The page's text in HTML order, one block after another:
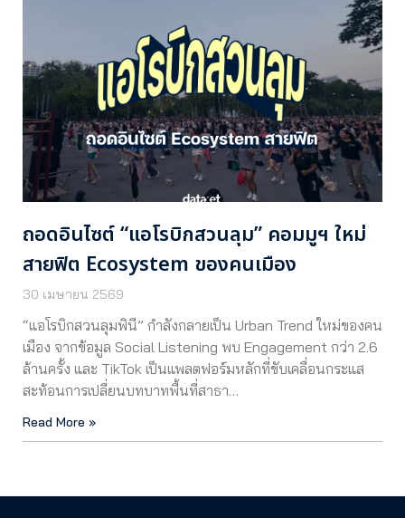
ถอดอินไซต์ “แอโรบิกสวนลุม” คอมมูฯ ใหม่
สายฟิต Ecosystem ของคนเมือง
30 เมษายน 2569
“แอโรบิกสวนลุมพินี” กำลังกลายเป็น Urban Trend ใหม่ของคน
เมือง จากข้อมูล Social Listening พบ Engagement กว่า 2.6
ล้านครั้ง และ TikTok เป็นแพลตฟอร์มหลักที่ขับเคลื่อนกระแส
สะท้อนการเปลี่ยนบทบาทพื้นที่สาธา…
Read More »